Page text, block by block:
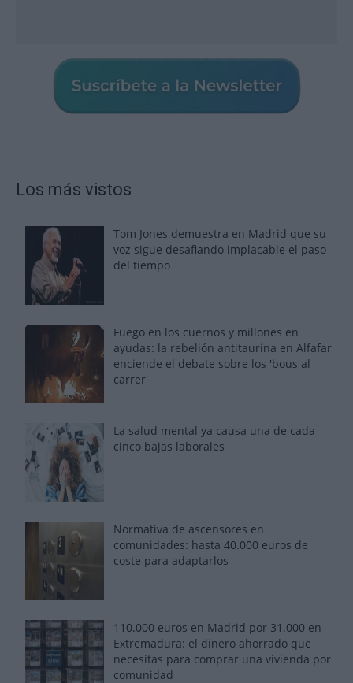
Los más vistos
Tom Jones demuestra en Madrid que su
voz sigue desafiando implacable el paso
del tiempo
Fuego en los cuernos y millones en
ayudas: la rebelión antitaurina en Alfafar
enciende el debate sobre los 'bous al
carrer'
La salud mental ya causa una de cada
cinco bajas laborales
Normativa de ascensores en
comunidades: hasta 40.000 euros de
coste para adaptarlos
110.000 euros en Madrid por 31.000 en
Extremadura: el dinero ahorrado que
necesitas para comprar una vivienda por
comunidad